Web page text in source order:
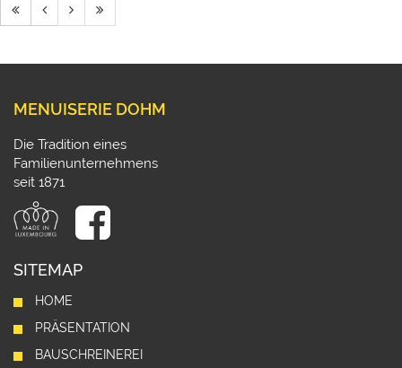
MENUISERIE DOHM
Die Tradition eines
Familienunternehmens
seit 1871
SITEMAP
HOME
PRÄSENTATION
BAUSCHREINEREI